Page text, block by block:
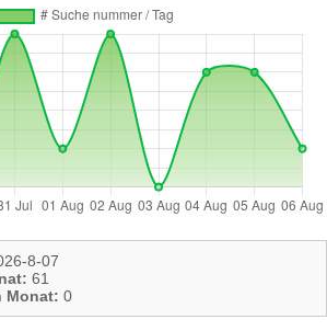
8-07
61
Monat: 0